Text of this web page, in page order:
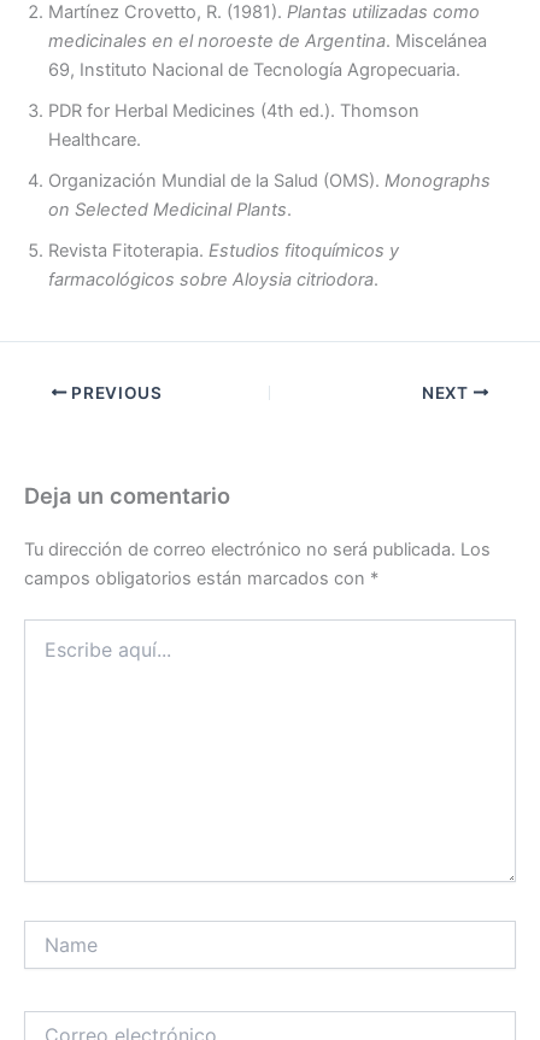
Martínez Crovetto, R. (1981). Plantas utilizadas como
medicinales en el noroeste de Argentina. Miscelánea
69, Instituto Nacional de Tecnología Agropecuaria.
PDR for Herbal Medicines (4th ed.). Thomson
Healthcare.
Organización Mundial de la Salud (OMS). Monographs
on Selected Medicinal Plants.
Revista Fitoterapia. Estudios fitoquímicos y
farmacológicos sobre Aloysia citriodora.
PREVIOUS NEXT
Deja un comentario
Tu dirección de correo electrónico no será publicada. Los
campos obligatorios están marcados con *
aquí...